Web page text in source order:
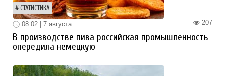
СТАТИСТИКА
207
08:02 | 7 августа
В производстве пива российская промышленность
опередила немецкую